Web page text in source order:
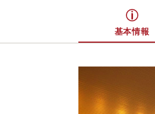
基本情報